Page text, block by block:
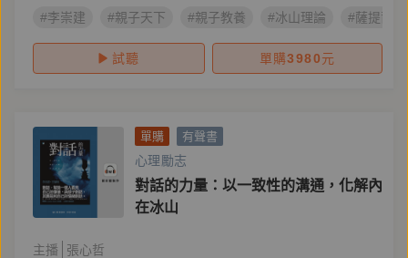
#李崇建 #親子天下 #親子教養 #冰山理論 #薩提爾
試聽 單購3980元
單購 有聲書
心理勵志
對話的力量：以一致性的溝通，化解內
在冰山
主播
張心哲